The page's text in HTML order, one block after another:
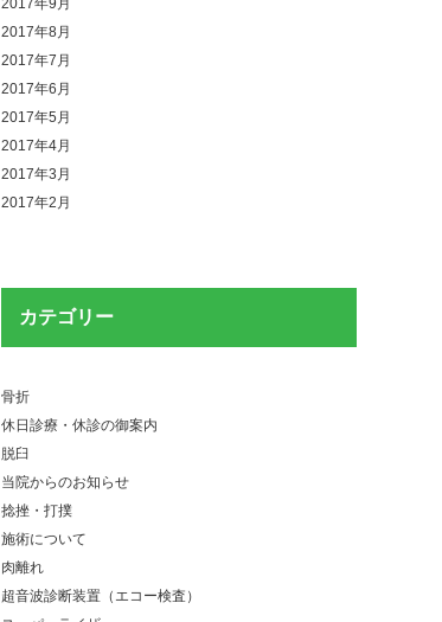
2017年9月
2017年8月
2017年7月
2017年6月
2017年5月
2017年4月
2017年3月
2017年2月
カテゴリー
骨折
休日診療・休診の御案内
脱臼
当院からのお知らせ
捻挫・打撲
施術について
肉離れ
超音波診断装置（エコー検査）